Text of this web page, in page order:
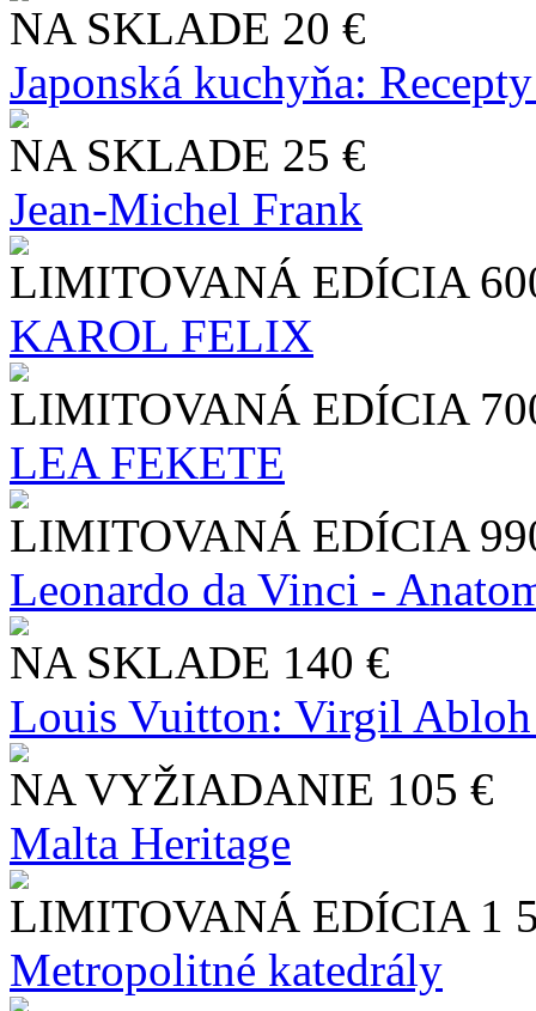
NA SKLADE 20 €
Japonská kuchyňa:
NA SKLADE 25 €
Jean-Michel Frank
LIMITOVANÁ EDÍCIA
KAROL FELIX
LIMITOVANÁ EDÍCIA
LEA FEKETE
LIMITOVANÁ EDÍCIA
Leonardo da Vinci -
NA SKLADE 140 €
Louis Vuitton: Virgil
NA VYŽIADANIE 105 €
Malta Heritage
LIMITOVANÁ EDÍCIA 1
Metropolitné katedrály